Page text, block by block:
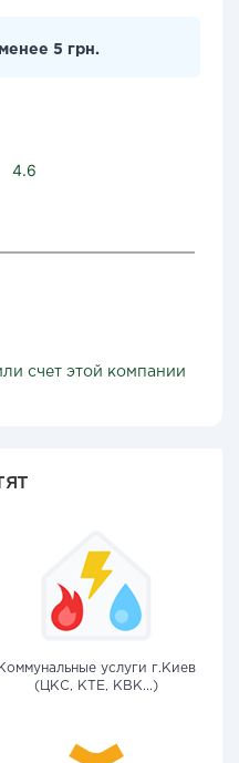
5 грн.
4.6
счет этой компании
Коммунальные услуги г.Киев
(ЦКС, КТЕ, КВК...)